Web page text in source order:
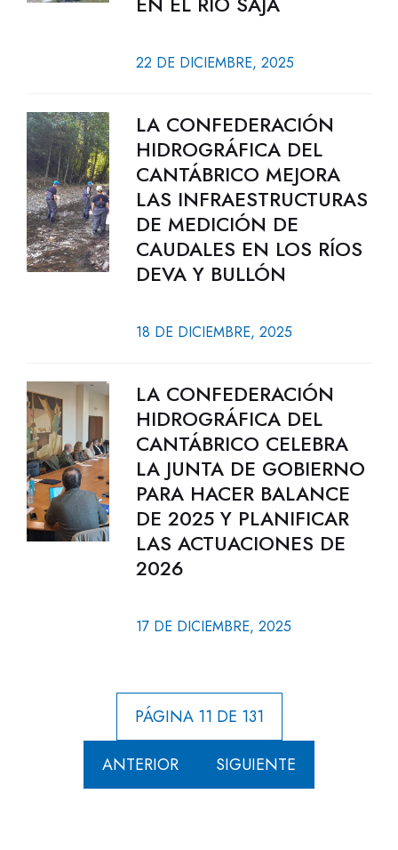
22 DE DICIEMBRE, 2025
LA CONFEDERACIÓN
HIDROGRÁFICA DEL
CANTÁBRICO MEJORA
LAS INFRAESTRUCTURAS
DE MEDICIÓN DE
CAUDALES EN LOS RÍOS
DEVA Y BULLÓN
18 DE DICIEMBRE, 2025
LA CONFEDERACIÓN
HIDROGRÁFICA DEL
CANTÁBRICO CELEBRA
LA JUNTA DE GOBIERNO
PARA HACER BALANCE
DE 2025 Y PLANIFICAR
LAS ACTUACIONES DE
2026
17 DE DICIEMBRE, 2025
PÁGINA 11 DE 131
ANTERIOR SIGUIENTE